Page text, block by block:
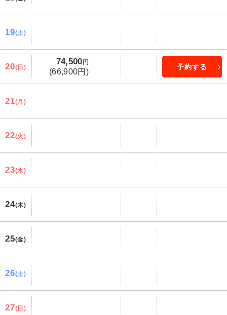
19(土)
20(日)
74,500 円
(66,900円)
予約する
21(月)
22(火)
23(水)
24(木)
25(金)
26(土)
27(日)